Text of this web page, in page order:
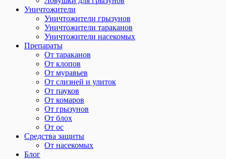
Уничтожители
Уничтожители грызунов
Уничтожители тараканов
Уничтожители насекомых
Препараты
От тараканов
От клопов
От муравьев
От слизней и улиток
От пауков
От комаров
От грызунов
От блох
От ос
Средства защиты
От насекомых
Блог